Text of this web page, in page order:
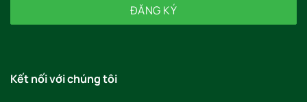
ĐĂNG KÝ
Kết nối với chúng tôi